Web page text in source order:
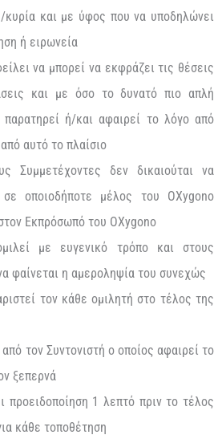
κυρία και με ύφος που να υποδηλώνει
ή ειρωνεία
να μπορεί να εκφράζει τις θέσεις
και με όσο το δυνατό πιο απλή
ή/και αφαιρεί το λόγο από
αυτό το πλαίσιο
δεν δικαιούται να
σε οποιοδήποτε μέλος του OXygono
Εκπρόσωπό του OXygono
με ευγενικό τρόπο και στους
φαίνεται η αμεροληψία του συνεχώς
τον κάθε ομιλητή στο τέλος της
τον Συντονιστή ο οποίος αφαιρεί το
ξεπερνά
προειδοποίηση 1 λεπτό πριν το τέλος
κάθε τοποθέτηση